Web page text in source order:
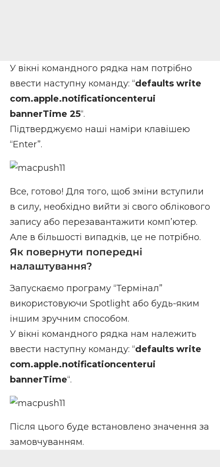
У вікні командного рядка нам потрібно
ввести наступну команду: “defaults write
com.apple.notificationcenterui
bannerTime 25“.
Підтверджуємо наші наміри клавішею
“Enter”.
Все, готово! Для того, щоб зміни вступили
в силу, необхідно вийти зі свого облікового
запису або перезавантажити комп’ютер.
Але в більшості випадків, це не потрібно.
Як повернути попередні
налаштування?
Запускаємо програму “Термінал”
використовуючи Spotlight або будь-яким
іншим зручним способом.
У вікні командного рядка нам належить
ввести наступну команду: “defaults write
com.apple.notificationcenterui
bannerTime“.
Після цього буде встановлено значення за
замовчуванням.